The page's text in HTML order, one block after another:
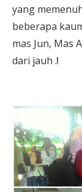
yang
beberapa
mas Jun, Mas
dari jauh J